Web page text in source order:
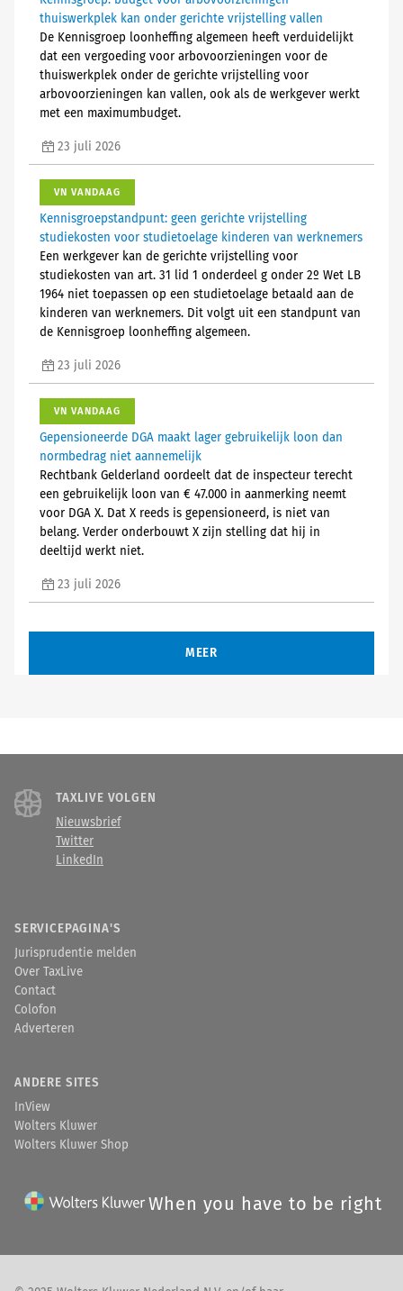
thuiswerkplek kan onder gerichte vrijstelling vallen
De Kennisgroep loonheffing algemeen heeft verduidelijkt
dat een vergoeding voor arbovoorzieningen voor de
thuiswerkplek onder de gerichte vrijstelling voor
arbovoorzieningen kan vallen, ook als de werkgever werkt
met een maximumbudget.
23 juli 2026
VN VANDAAG
Kennisgroepstandpunt: geen gerichte vrijstelling
studiekosten voor studietoelage kinderen van werknemers
Een werkgever kan de gerichte vrijstelling voor
studiekosten van art. 31 lid 1 onderdeel g onder 2º Wet LB
1964 niet toepassen op een studietoelage betaald aan de
kinderen van werknemers. Dit volgt uit een standpunt van
de Kennisgroep loonheffing algemeen.
23 juli 2026
VN VANDAAG
Gepensioneerde DGA maakt lager gebruikelijk loon dan
normbedrag niet aannemelijk
Rechtbank Gelderland oordeelt dat de inspecteur terecht
een gebruikelijk loon van € 47.000 in aanmerking neemt
voor DGA X. Dat X reeds is gepensioneerd, is niet van
belang. Verder onderbouwt X zijn stelling dat hij in
deeltijd werkt niet.
23 juli 2026
MEER
TAXLIVE VOLGEN
Nieuwsbrief
Twitter
LinkedIn
SERVICEPAGINA'S
Jurisprudentie melden
Over TaxLive
Contact
Colofon
Adverteren
ANDERE SITES
InView
Wolters Kluwer
Wolters Kluwer Shop
When you have to be right